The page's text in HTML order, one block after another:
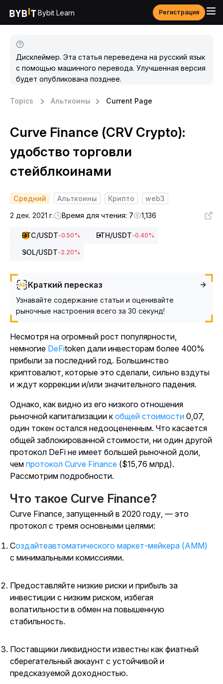
Bybit Learn Регистрация
Дисклеймер. Эта статья переведена на русский язык
с помощью машинного перевода. Улучшенная версия
будет опубликована позднее.
Topics Альткоины Current Page
Curve Finance (CRV Crypto):
удобство торговли
стейблкоинами
Средний Альткоины Крипто
web3
2 дек. 2021 г.
Время для чтения: 7 1,136
BTC/USDT-0.50% ETH/USDT-0.40%
SOL/USDT-2.20%
Краткий пересказ
Узнавайте содержание статьи и оценивайте
рыночные настроения всего за 30 секунд!
Несмотря на огромный рост популярности,
немногие DeFitoken дали инвесторам более 400%
прибыли за последний год. Большинство
криптовалют, которые это сделали, сильно вздуты
и ждут коррекции и/или значительного падения.
Однако, как видно из его низкого отношения
рыночной капитализации к общей стоимости 0,07,
один токен остался недооцененным. Что касается
общей заблокированной стоимости, ни один другой
протокол DeFi не имеет большей рыночной доли,
чем протокол Curve Finance ($15,76 млрд).
Рассмотрим подробности.
Что такое Curve Finance?
Curve Finance, запущенный в 2020 году, — это
протокол с тремя основными целями:
Создайтеавтоматического маркет-мейкера (AMM)
с минимальными комиссиями.
Предоставляйте низкие риски и прибыль за
инвестиции с низким риском, избегая
волатильности в обмен на повышенную
стабильность.
Поставщики ликвидности известны как фиатный
сберегательный аккаунт с устойчивой и
предсказуемой доходностью.